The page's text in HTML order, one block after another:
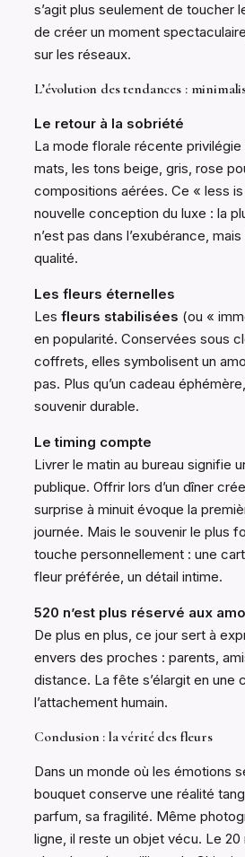
s’agit plus seulement de toucher
de créer un moment
sur les réseaux.
L’évolution des tendances :
Le retour à la sobriété
La mode florale récente privilégie
mats, les tons beige, gris, rose
compositions aérées. Ce « less
nouvelle conception du luxe : la
n’est pas dans l’exubérance,
qualité.
Les fleurs éternelles
Les fleurs stabilisées (ou «
en popularité. Conservées sous
coffrets, elles symbolisent un
pas. Plus qu’un cadeau
souvenir durable.
Le timing compte
Livrer le matin au bureau signifie
publique. Offrir lors d’un dîner
surprise à minuit évoque la
journée. Mais le souvenir le plus
touche personnellement : une
fleur préférée, un détail intime.
520 n’est plus réservé aux
De plus en plus, ce jour sert à
envers des proches : parents,
distance. La fête s’élargit en une
l’attachement humain.
Conclusion : la vérité des fleurs
Dans un monde où les émotions
bouquet conserve une réalité
parfum, sa fragilité. Même
ligne, il reste un objet vécu. Le 20